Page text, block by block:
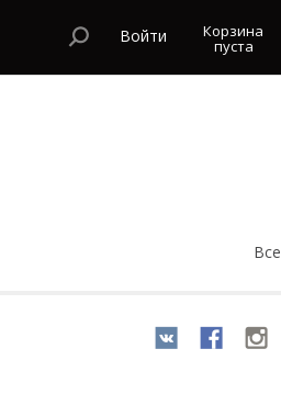
Войти Корзина
пуста
Все